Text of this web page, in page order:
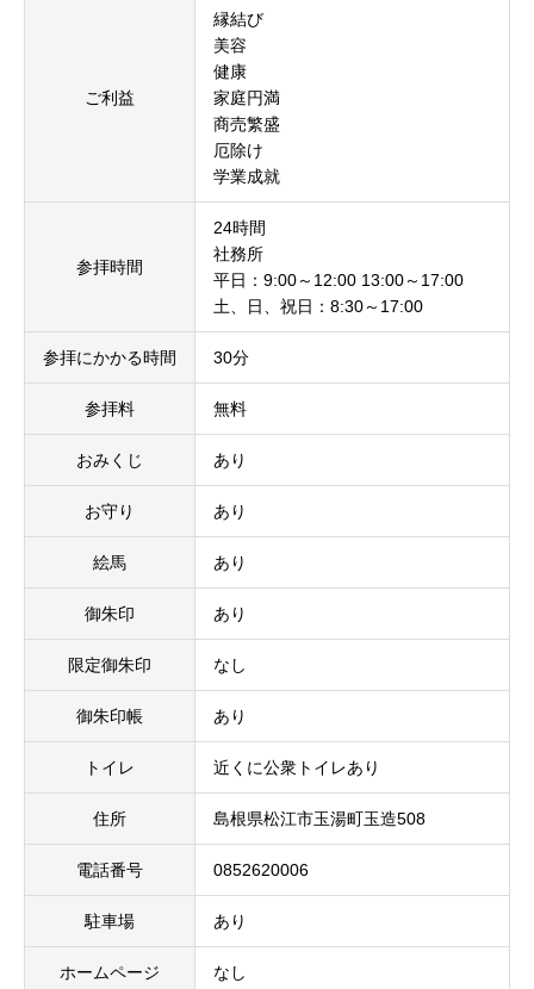
ご利益
縁結び
美容
健康
家庭円満
商売繁盛
厄除け
学業成就
参拝時間
24時間
社務所
平日：9:00～12:00 13:00～17:00
土、日、祝日：8:30～17:00
参拝にかかる時間 30分
参拝料 無料
おみくじ あり
お守り あり
絵馬 あり
御朱印 あり
限定御朱印 なし
御朱印帳 あり
トイレ 近くに公衆トイレあり
住所 島根県松江市玉湯町玉造508
電話番号 0852620006
駐車場 あり
ホームページ なし